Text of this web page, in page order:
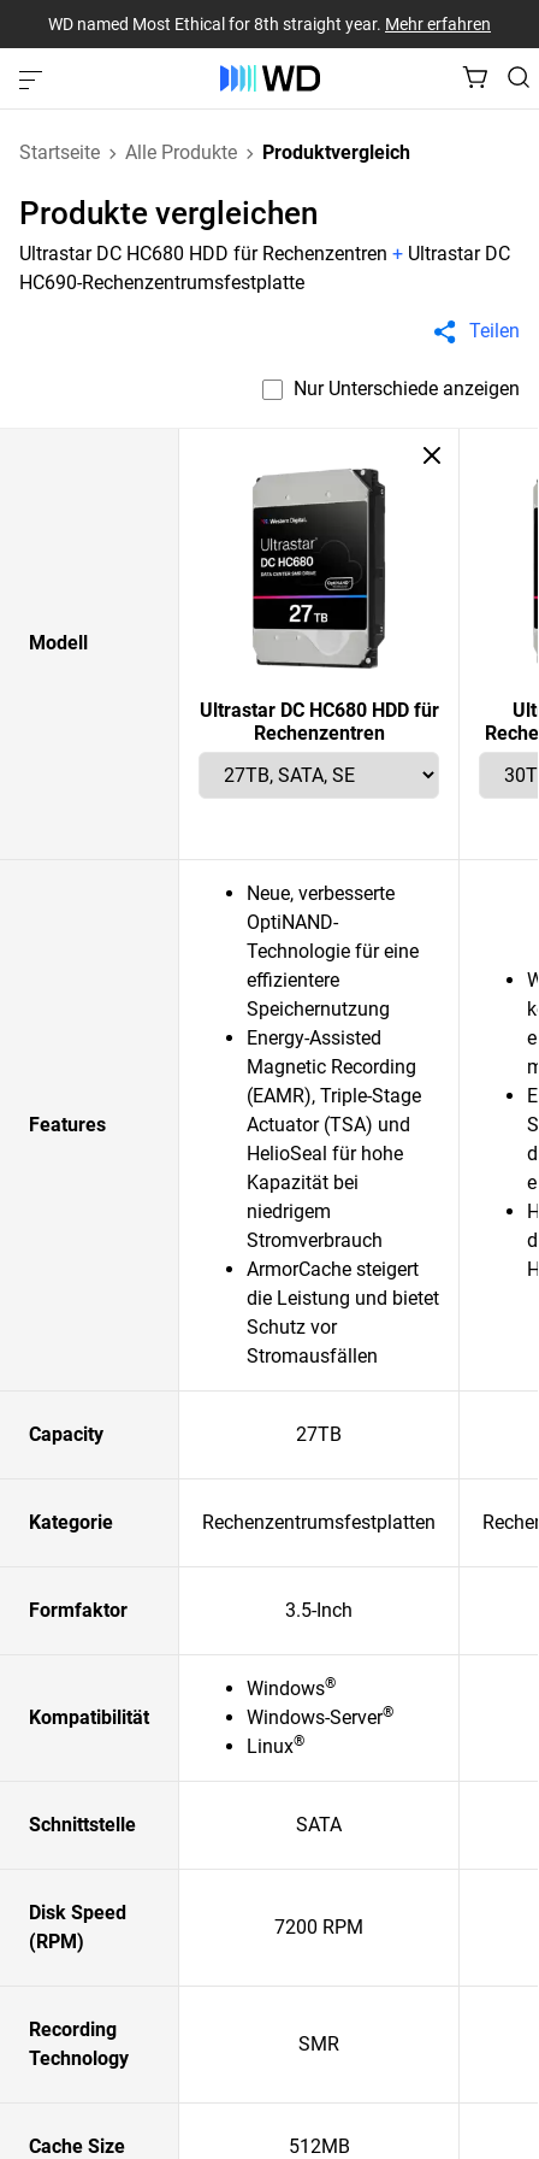
WD named Most Ethical for 8th straight year. Mehr erfahren
Startseite Alle Produkte Produktvergleich
Produkte vergleichen
Ultrastar DC HC680 HDD für Rechenzentren + Ultrastar DC
HC690-Rechenzentrumsfestplatte
Teilen
Nur Unterschiede anzeigen
Modell
Ultrastar DC HC680 HDD für
Rechenzentren
Features
Neue, verbesserte
OptiNAND-
Technologie für eine
effizientere
Speichernutzung
Energy-Assisted
Magnetic Recording
(EAMR), Triple-Stage
Actuator (TSA) und
HelioSeal für hohe
Kapazität bei
niedrigem
Stromverbrauch
ArmorCache steigert
die Leistung und bietet
Schutz vor
Stromausfällen
Capacity 27TB
Kategorie Rechenzentrumsfestplatten
Formfaktor 3.5-Inch
Kompatibilität
Windows®
Windows-Server®
Linux®
Schnittstelle SATA
Disk Speed
(RPM)
7200 RPM
Recording
Technology
SMR
Cache Size 512MB